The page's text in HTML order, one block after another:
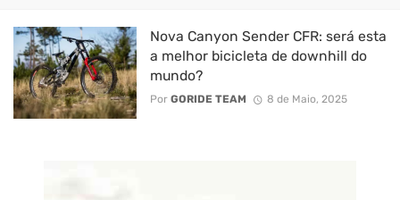
Nova Canyon Sender CFR: será esta
a melhor bicicleta de downhill do
mundo?
Por GORIDE TEAM 8 de Maio, 2025